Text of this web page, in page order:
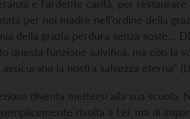
e l’ardente carità, per
per noi madre nell’ordine della
della grazia perdura senza soste…
questa funzione salvifica, ma con la
la nostra salvezza eterna”
diventa mettersi alla sua scuola.
rivolta a Lei, ma di